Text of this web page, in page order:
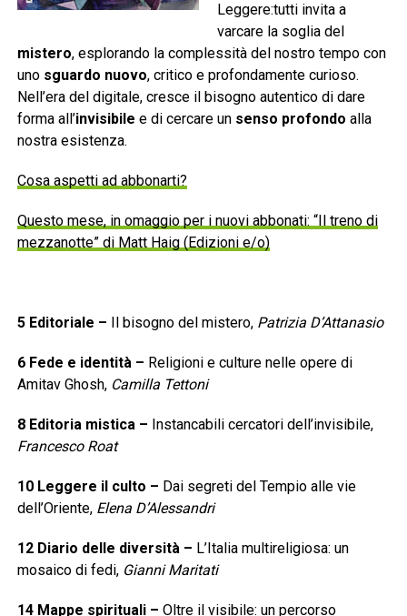
Leggere:tutti invita a
varcare la soglia del
mistero, esplorando la complessità del nostro tempo con
uno sguardo nuovo, critico e profondamente curioso.
Nell’era del digitale, cresce il bisogno autentico di dare
forma all’invisibile e di cercare un senso profondo alla
nostra esistenza.
Cosa aspetti ad abbonarti?
Questo mese, in omaggio per i nuovi abbonati: “Il treno di
mezzanotte” di Matt Haig (Edizioni e/o)
5 Editoriale – Il bisogno del mistero, Patrizia D’Attanasio
6 Fede e identità– Religioni e culture nelle opere di
Amitav Ghosh, Camilla Tettoni
8 Editoria mistica– Instancabili cercatori dell’invisibile,
Francesco Roat
10 Leggere il culto – Dai segreti del Tempio alle vie
dell’Oriente, Elena D’Alessandri
12 Diario delle diversità– L’Italia multireligiosa: un
mosaico di fedi, Gianni Maritati
14 Mappe spirituali– Oltre il visibile: un percorso